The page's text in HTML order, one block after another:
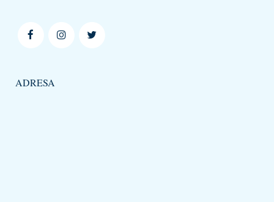
ADRESA